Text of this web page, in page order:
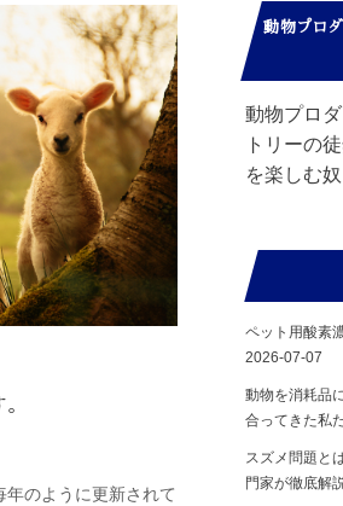
のように更新されて
動物プロ
動物プロ
トリーの
を楽しむ
ペット用酸素
2026-07-07
動物を消耗品
合ってきた私
スズメ問題と
門家が徹底解